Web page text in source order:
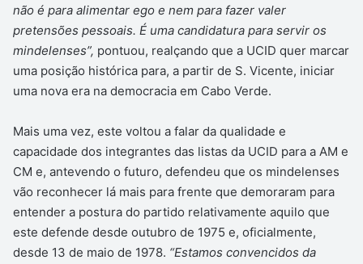
não é para alimentar ego e nem para fazer valer
pretensões pessoais. É uma candidatura para servir os
mindelenses”, pontuou, realçando que a UCID quer marcar
uma posição histórica para, a partir de S. Vicente, iniciar
uma nova era na democracia em Cabo Verde.
Mais uma vez, este voltou a falar da qualidade e
capacidade dos integrantes das listas da UCID para a AM e
CM e, antevendo o futuro, defendeu que os mindelenses
vão reconhecer lá mais para frente que demoraram para
entender a postura do partido relativamente aquilo que
este defende desde outubro de 1975 e, oficialmente,
desde 13 de maio de 1978. “Estamos convencidos da